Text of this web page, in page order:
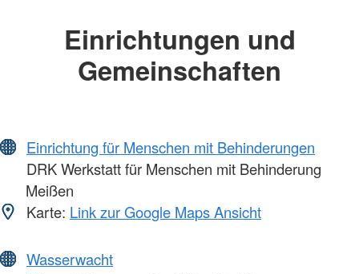
Einrichtungen und
Gemeinschaften
Einrichtung für Menschen mit Behinderungen
DRK Werkstatt für Menschen mit Behinderung
Meißen
Karte: Link zur Google Maps Ansicht
Wasserwacht